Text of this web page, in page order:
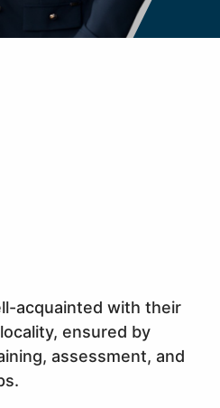
acquainted with their
ensured by
assessment, and